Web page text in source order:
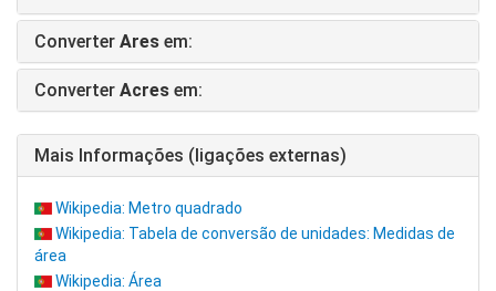
Converter Ares em:
Converter Acres em:
Mais Informações (ligações externas)
Wikipedia: Metro quadrado
Wikipedia: Tabela de conversão de unidades: Medidas de
área
Wikipedia: Área